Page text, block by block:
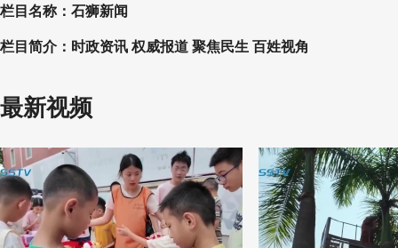
栏目名称：石狮新闻
栏目简介：时政资讯 权威报道 聚焦民生 百姓视角
最新视频